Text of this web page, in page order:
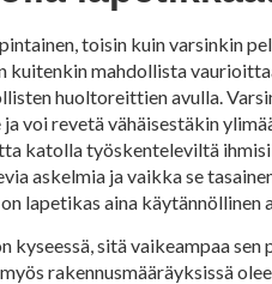
toisin kuin varsinkin
kuitenkin mahdollista
huoltoreittien avulla.
ja voi revetä vähäisestäkin
katolla työskenteleviltä
askelmia ja vaikka se
lapetikas aina käytännöllinen
sitä vaikeampaa
rakennusmääräyksissä